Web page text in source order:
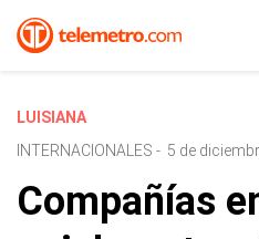
LUISIANA
INTERNACIONALES - 5 de
Compañías